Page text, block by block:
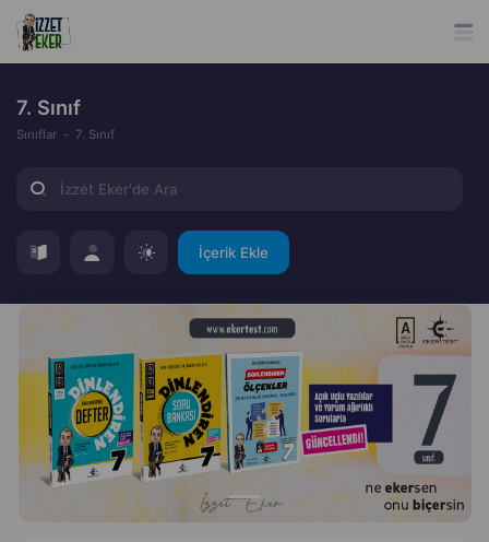
7. Sınıf
Sınıflar 7. Sınıf
İçerik Ekle